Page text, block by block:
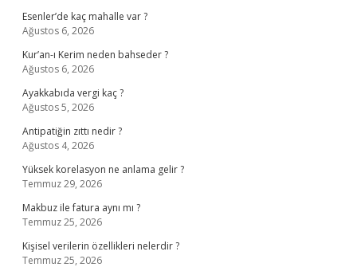
Esenler’de kaç mahalle var ?
Ağustos 6, 2026
Kur’an-ı Kerim neden bahseder ?
Ağustos 6, 2026
Ayakkabıda vergi kaç ?
Ağustos 5, 2026
Antipatiğin zıttı nedir ?
Ağustos 4, 2026
Yüksek korelasyon ne anlama gelir ?
Temmuz 29, 2026
Makbuz ile fatura aynı mı ?
Temmuz 25, 2026
Kişisel verilerin özellikleri nelerdir ?
Temmuz 25, 2026